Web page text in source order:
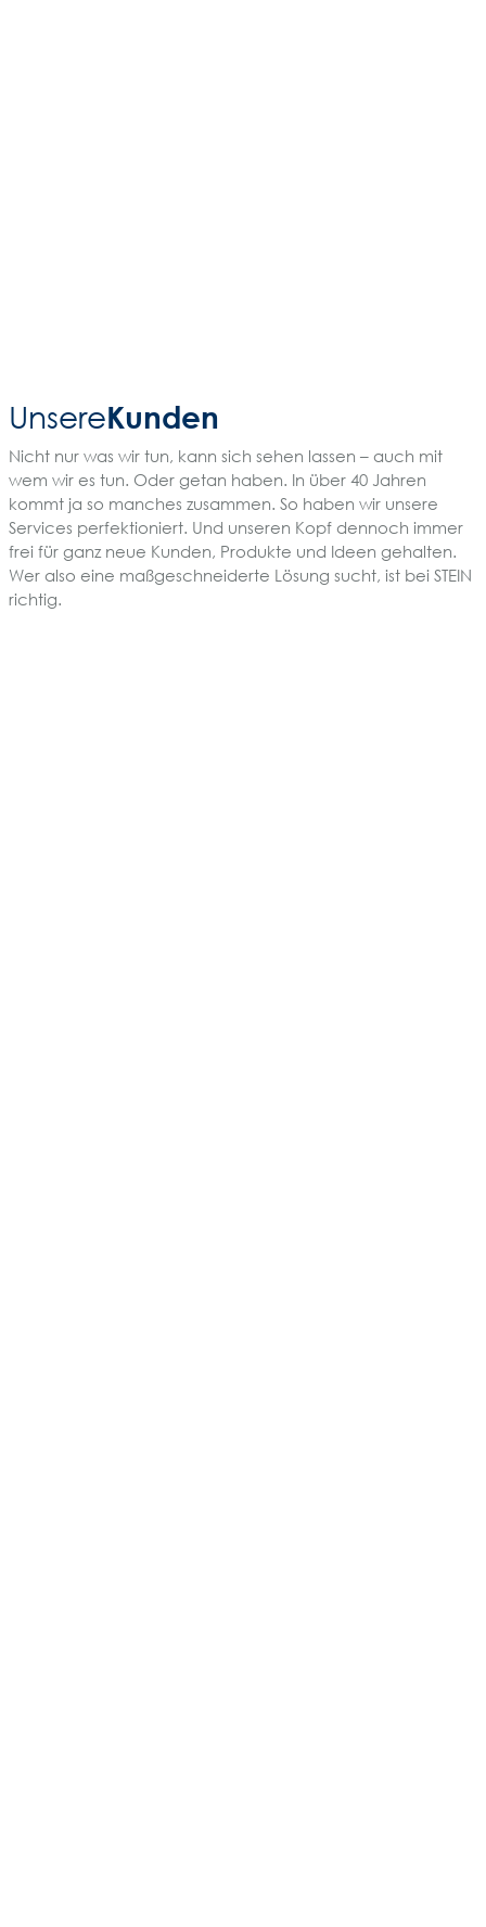
UnsereKunden
Nicht nur was wir tun, kann sich sehen lassen – auch mit
wem wir es tun. Oder getan haben. In über 40 Jahren
kommt ja so manches zusammen. So haben wir unsere
Services perfektioniert. Und unseren Kopf dennoch immer
frei für ganz neue Kunden, Produkte und Ideen gehalten.
Wer also eine maßgeschneiderte Lösung sucht, ist bei STEIN
richtig.